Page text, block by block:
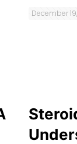
December